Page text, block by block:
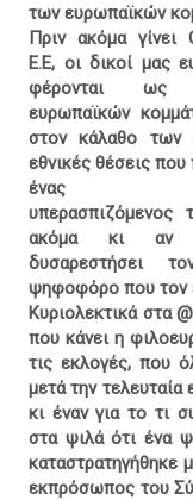
των ευρωπαϊκών
Πριν ακόμα γίνει
Ε.Ε, οι δικοί μας
φέρονται ως
ευρωπαϊκών
στον κάλαθο των
εθνικές θέσεις που
ένας
ακόμα κι αν
δυσαρεστήσει
ψηφοφόρο που τον
Κυριολεκτικά στα
που κάνει η
τις εκλογές, που
μετά την
κι έναν για το τι
στα ψιλά ότι ένα
καταστρατηγήθηκε
εκπρόσωπος του